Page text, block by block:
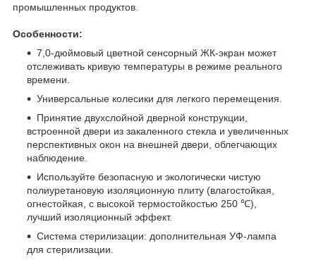
промышленных продуктов.
Особенности:
7,0-дюймовый цветной сенсорный ЖК-экран может
отслеживать кривую температуры в режиме реального
времени.
Универсальные колесики для легкого перемещения.
Принятие двухслойной дверной конструкции,
встроенной двери из закаленного стекла и увеличенных
перспективных окон на внешней двери, облегчающих
наблюдение.
Используйте безопасную и экологически чистую
полиуретановую изоляционную плиту (влагостойкая,
огнестойкая, с высокой термостойкостью 250 ℃),
лучший изоляционный эффект.
Система стерилизации: дополнительная УФ-лампа
для стерилизации.